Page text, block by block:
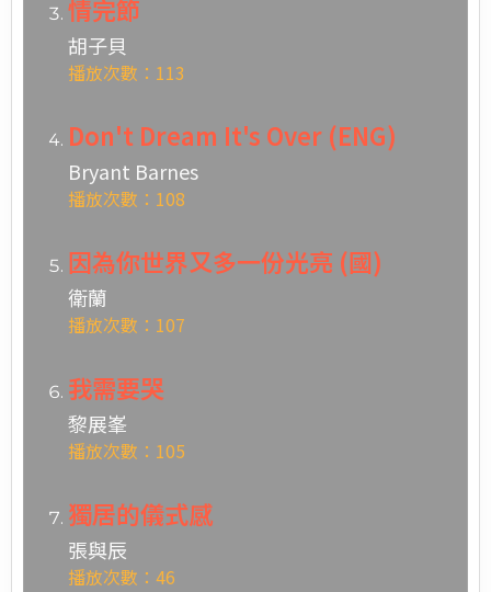
情完節
胡子貝
播放次數：113
Don't Dream It's Over (ENG)
Bryant Barnes
播放次數：108
因為你世界又多一份光亮 (國)
衛蘭
播放次數：107
我需要哭
黎展峯
播放次數：105
獨居的儀式感
張與辰
播放次數：46